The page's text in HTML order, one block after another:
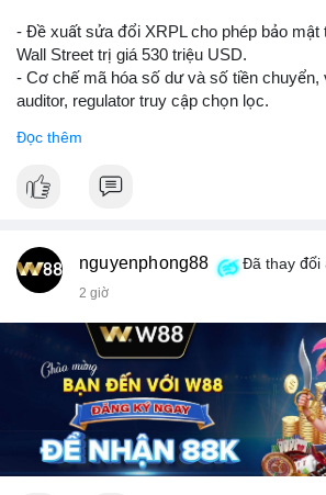
- Đề xuất sửa đổi XRPL cho phép bảo mật
Wall Street trị giá 530 triệu USD.
- Cơ chế mã hóa số dư và số tiền chuyển,
auditor, regulator truy cập chọn lọc.
tài chính.
chức tài chính.
$xrp
#titanbot
📰 Nguồn: CoinDesk
Đọc thêm
nguyenphong88 Đã thay đổi
2 giờ